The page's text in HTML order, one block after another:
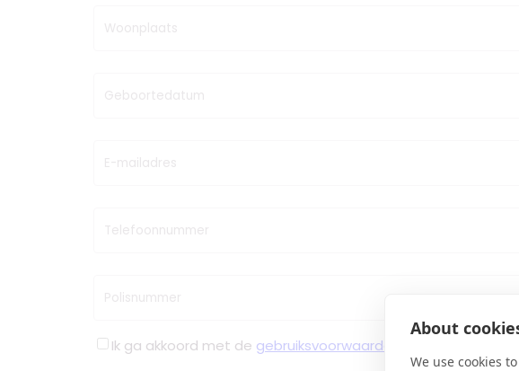
About
We use cookies
Woonplaats
Geboortedatum
E-mailadres
Telefoonnummer
Polisnummer
Ik ga akkoord met de gebruiksvoorwaarden